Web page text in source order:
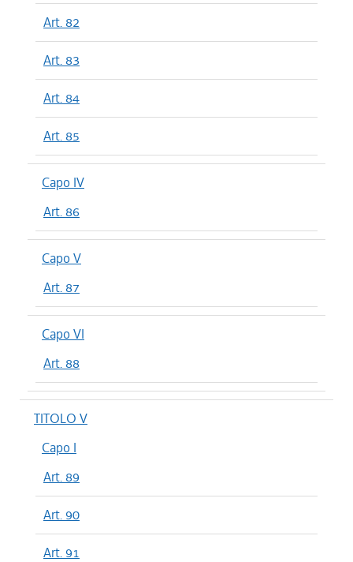
Art. 82
Art. 83
Art. 84
Art. 85
Capo IV
Art. 86
Capo V
Art. 87
Capo VI
Art. 88
TITOLO V
Capo I
Art. 89
Art. 90
Art. 91